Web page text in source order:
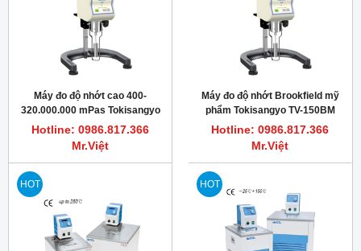
Máy đo độ nhớt cao 400-
320.000.000 mPas Tokisangyo
TV-150BU
Hotline: 0986.817.366
Mr.Việt
Máy đo độ nhớt Brookfield mỹ
phẩm Tokisangyo TV-150BM
Hotline: 0986.817.366
Mr.Việt
HOT HOT